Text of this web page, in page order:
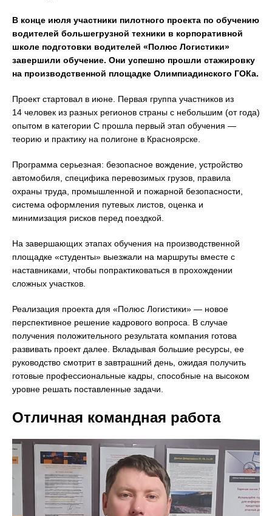
В конце июля участники пилотного проекта по обучению
водителей большегрузной техники в корпоративной
школе подготовки водителей «Полюс Логистики»
завершили обучение. Они успешно прошли стажировку
на производственной площадке Олимпиадинского ГОКа.
Проект стартовал в июне. Первая группа участников из
14 человек из разных регионов страны с небольшим (от года)
опытом в категории С прошла первый этап обучения —
теорию и практику на полигоне в Красноярске.
Программа серьезная: безопасное вождение, устройство
автомобиля, специфика перевозимых грузов, правила
охраны труда, промышленной и пожарной безопасности,
система оформления путевых листов, оценка и
минимизация рисков перед поездкой.
На завершающих этапах обучения на производственной
площадке «студенты» выезжали на маршруты вместе с
наставниками, чтобы попрактиковаться в прохождении
сложных участков.
Реализация проекта для «Полюс Логистики» — новое
перспективное решение кадрового вопроса. В случае
получения положительного результата компания готова
развивать проект далее. Вкладывая большие ресурсы, ее
руководство смотрит в завтрашний день, ожидая получить
готовые профессиональные кадры, способные на высоком
уровне решать поставленные задачи.
Отличная командная работа